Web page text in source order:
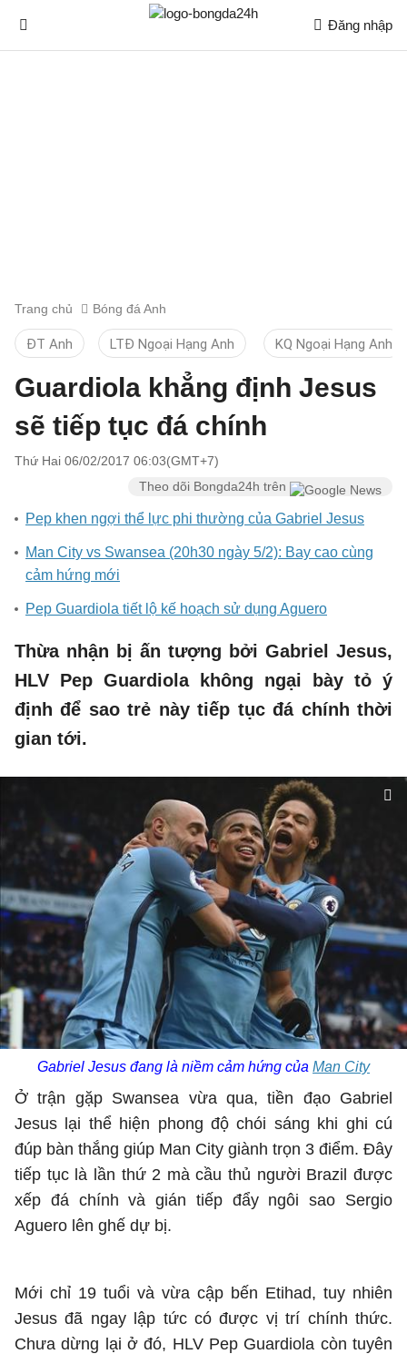
Đăng nhập
Trang chủ Bóng đá Anh
ĐT Anh LTĐ Ngoại Hạng Anh KQ Ngoại Hạng Anh
Guardiola khẳng định Jesus
sẽ tiếp tục đá chính
Thứ Hai 06/02/2017 06:03(GMT+7)
Theo dõi Bongda24h trên
Pep khen ngợi thể lực phi thường của Gabriel Jesus
Man City vs Swansea (20h30 ngày 5/2): Bay cao cùng
cảm hứng mới
Pep Guardiola tiết lộ kế hoạch sử dụng Aguero
Thừa nhận bị ấn tượng bởi Gabriel Jesus,
HLV Pep Guardiola không ngại bày tỏ ý
định để sao trẻ này tiếp tục đá chính thời
gian tới.
Gabriel Jesus đang là niềm cảm hứng của Man City
Ở trận gặp Swansea vừa qua, tiền đạo Gabriel
Jesus lại thể hiện phong độ chói sáng khi ghi cú
đúp bàn thắng giúp Man City giành trọn 3 điểm. Đây
tiếp tục là lần thứ 2 mà cầu thủ người Brazil được
xếp đá chính và gián tiếp đẩy ngôi sao Sergio
Aguero lên ghế dự bị.
Mới chỉ 19 tuổi và vừa cập bến Etihad, tuy nhiên
Jesus đã ngay lập tức có được vị trí chính thức.
Chưa dừng lại ở đó, HLV Pep Guardiola còn tuyên